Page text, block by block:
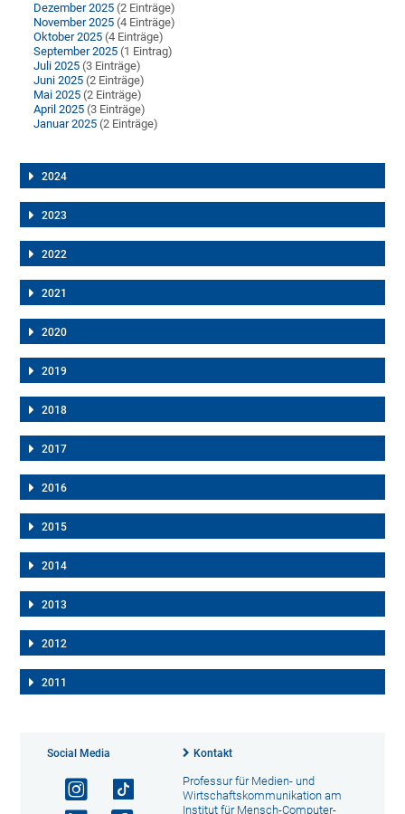
Dezember 2025 (2 Einträge)
November 2025 (4 Einträge)
Oktober 2025 (4 Einträge)
September 2025 (1 Eintrag)
Juli 2025 (3 Einträge)
Juni 2025 (2 Einträge)
Mai 2025 (2 Einträge)
April 2025 (3 Einträge)
Januar 2025 (2 Einträge)
2024
2023
2022
2021
2020
2019
2018
2017
2016
2015
2014
2013
2012
2011
Social Media Kontakt
Professur für Medien- und
Wirtschaftskommunikation am
Institut für Mensch-Computer-